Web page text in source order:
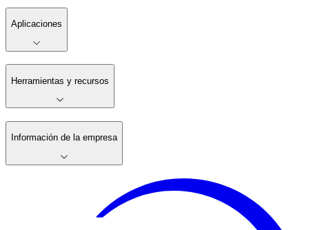
Aplicaciones
Herramientas y recursos
Información de la empresa